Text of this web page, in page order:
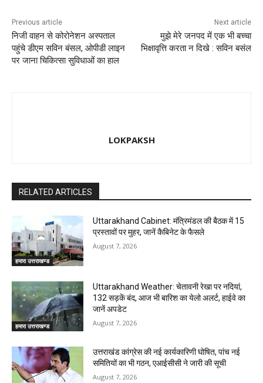
Previous article
निजी वाहन से कोरोनेशन अस्पताल
पहुंचे डीएम सविन बंसल, ओपीडी लाइन
पर जाना चिकित्सा सुविधाओं का हाल
Next article
मुझे मेरे जनपद में एक भी बच्चा
भिक्षावृत्ति करता न दिखे : सविन बसंल
LOKPAKSH
RELATED ARTICLES
हमारा उत्तराखण्ड
Uttarakhand Cabinet: मंत्रिमंडल की बैठक में 15
प्रस्तावों पर मुहर, जानें कैबिनेट के फैसले
August 7, 2026
हमारा उत्तराखण्ड
Uttarakhand Weather: चेतावनी रेखा पर नदियां,
132 सड़कें बंद, आज भी बारिश का येलो अलर्ट, हाईवे का
जानें अपडेट
August 7, 2026
उत्तराखंड कांग्रेस की नई कार्यकारिणी घोषित, पांच नई
समितियों का भी गठन, एआईसीसी ने जारी की सूची
August 7, 2026